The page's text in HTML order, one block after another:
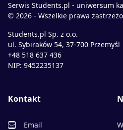
Serwis Students.pl - uniwersum
© 2026 - Wszelkie prawa
Students.pl Sp. z o.o.
ul. Sybiraków 54, 37-700 Przemyśl
+48 518 637 436
NIP: 9452235137
Kontakt
Email